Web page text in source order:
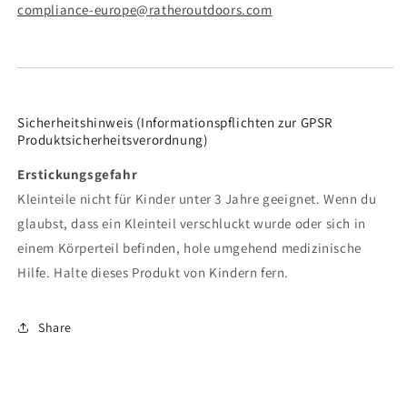
compliance-europe@ratheroutdoors.com
Sicherheitshinweis (Informationspflichten zur GPSR
Produktsicherheitsverordnung)
Erstickungsgefahr
Kleinteile nicht für Kinder unter 3 Jahre geeignet. Wenn du
glaubst, dass ein Kleinteil verschluckt wurde oder sich in
einem Körperteil befinden, hole umgehend medizinische
Hilfe. Halte dieses Produkt von Kindern fern.
Share